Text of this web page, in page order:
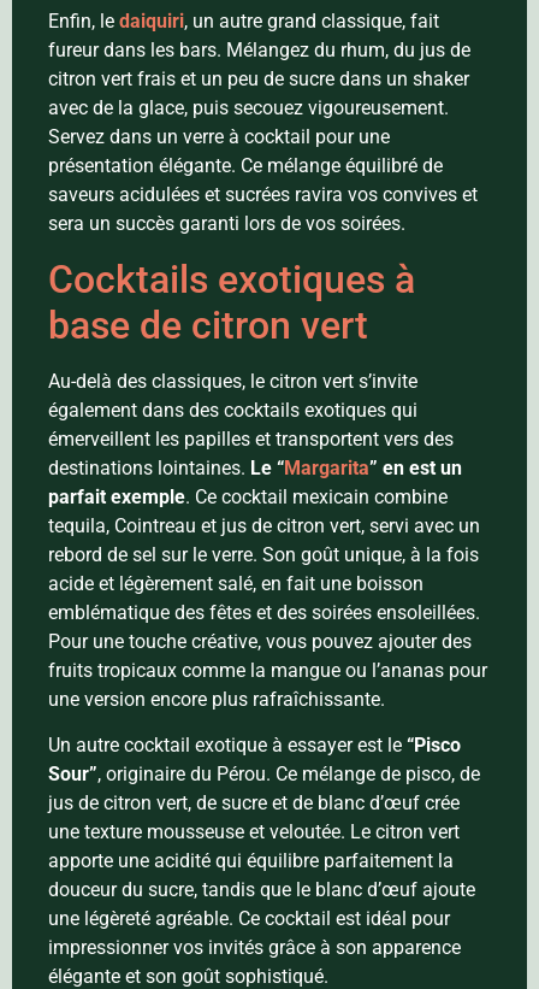
Enfin, le daiquiri, un autre grand classique, fait
fureur dans les bars. Mélangez du rhum, du jus de
citron vert frais et un peu de sucre dans un shaker
avec de la glace, puis secouez vigoureusement.
Servez dans un verre à cocktail pour une
présentation élégante. Ce mélange équilibré de
saveurs acidulées et sucrées ravira vos convives et
sera un succès garanti lors de vos soirées.
Cocktails exotiques à
base de citron vert
Au-delà des classiques, le citron vert s’invite
également dans des cocktails exotiques qui
émerveillent les papilles et transportent vers des
destinations lointaines. Le “Margarita” en est un
parfait exemple. Ce cocktail mexicain combine
tequila, Cointreau et jus de citron vert, servi avec un
rebord de sel sur le verre. Son goût unique, à la fois
acide et légèrement salé, en fait une boisson
emblématique des fêtes et des soirées ensoleillées.
Pour une touche créative, vous pouvez ajouter des
fruits tropicaux comme la mangue ou l’ananas pour
une version encore plus rafraîchissante.
Un autre cocktail exotique à essayer est le “Pisco
Sour”, originaire du Pérou. Ce mélange de pisco, de
jus de citron vert, de sucre et de blanc d’œuf crée
une texture mousseuse et veloutée. Le citron vert
apporte une acidité qui équilibre parfaitement la
douceur du sucre, tandis que le blanc d’œuf ajoute
une légèreté agréable. Ce cocktail est idéal pour
impressionner vos invités grâce à son apparence
élégante et son goût sophistiqué.